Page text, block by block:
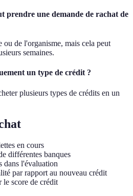
prendre une demande de rachat de
ou de l'organisme, mais cela peut
semaines.
un type de crédit ?
plusieurs types de crédits en un
en cours
différentes banques
dans l'évaluation
par rapport au nouveau crédit
score de crédit